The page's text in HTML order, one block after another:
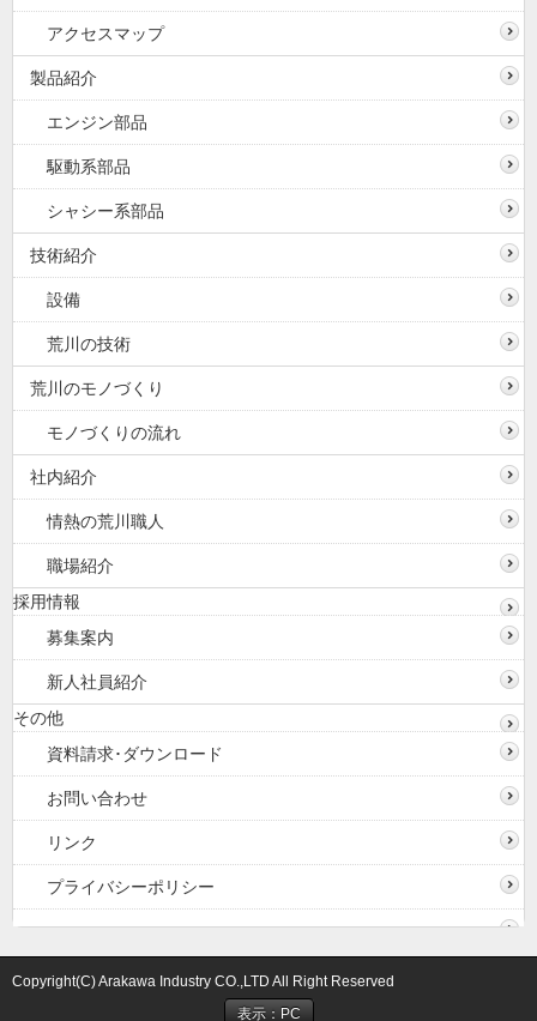
アクセスマップ
製品紹介
エンジン部品
駆動系部品
シャシー系部品
技術紹介
設備
荒川の技術
荒川のモノづくり
モノづくりの流れ
社内紹介
情熱の荒川職人
職場紹介
採用情報
募集案内
新人社員紹介
その他
資料請求･ダウンロード
お問い合わせ
リンク
プライバシーポリシー
Copyright(C) Arakawa Industry CO.,LTD All Right Reserved
表示：PC